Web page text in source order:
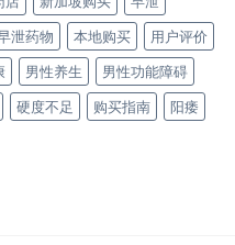
泄药物 本地购买
用户评价
男性养生
男性功能障碍
硬度不足 购买指南 阳痿